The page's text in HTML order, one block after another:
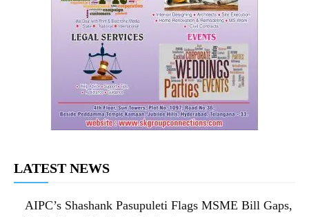
LATEST NEWS
AIPC’s Shashank Pasupuleti Flags MSME Bill Gaps,